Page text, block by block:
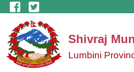
Skip to main content
Shivraj
Lumbini